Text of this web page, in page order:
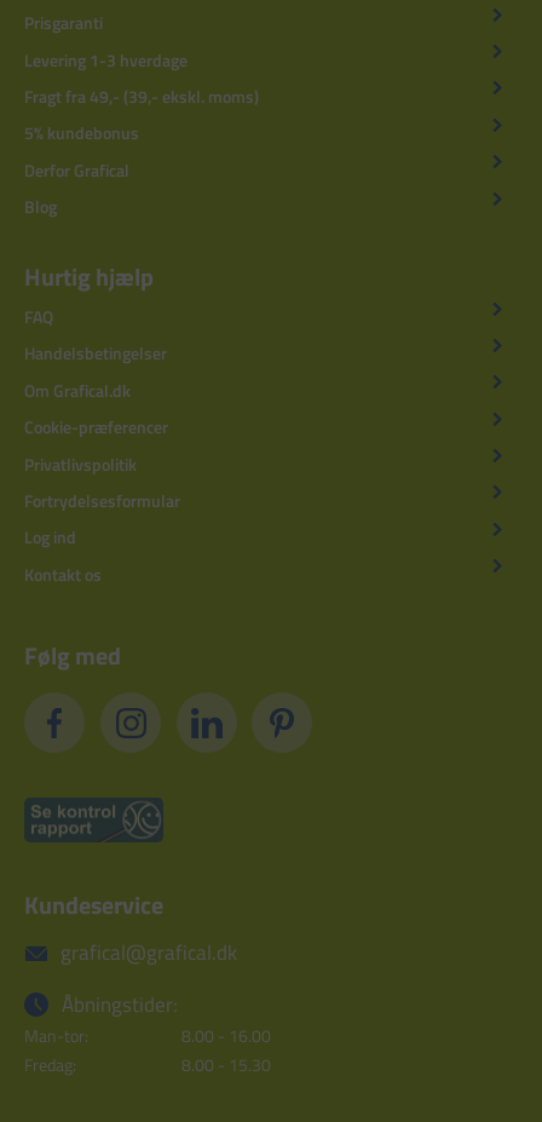
Prisgaranti
Levering 1-3 hverdage
Fragt fra 49,- (39,- ekskl. moms)
5% kundebonus
Derfor Grafical
Blog
Hurtig hjælp
FAQ
Handelsbetingelser
Om Grafical.dk
Cookie-præferencer
Privatlivspolitik
Fortrydelsesformular
Log ind
Kontakt os
Følg med
Kundeservice
grafical@grafical.dk
Åbningstider:
Man-tor:
8.00 - 16.00
Fredag:
8.00 - 15.30